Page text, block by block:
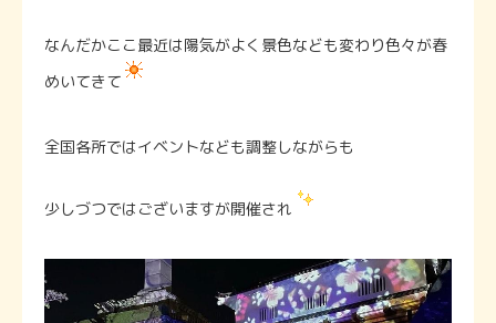
なんだかここ最近は陽気がよく景色なども変わり色々が春
めいてきて
全国各所ではイベントなども調整しながらも
少しづつではございますが開催され